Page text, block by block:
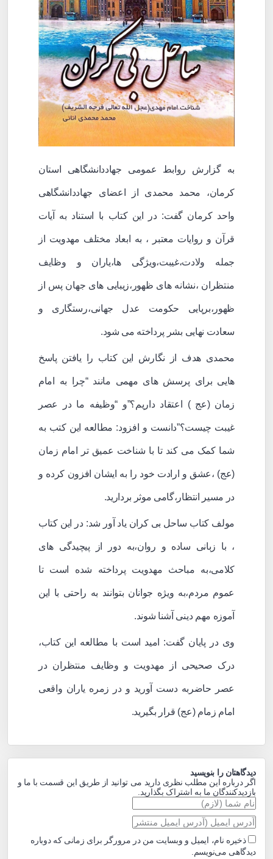
به گزارش روابط عمومی جهاددانشگاهی استان
کرمان، محمد محمدی از اعضای جهاددانشگاهی
واحد کرمان گفت: در این کتاب با استناد به آیات
قرآن و روایات معتبر ، به ابعاد مختلف مهدویت از
جمله ولادت،غیبت،ویژگی ها،یاران و وظایف
منتظران ،نشانه های ظهور،زیبایی های جهان پس از
ظهور،برپایی حکومت عدل جهانی،رستگاری و
سعادت نهایی بشر پرداخته می شود.
محمدی هدف از نگارش این کتاب را یافتن پاسخ
هایی برای پرسش های مهمی مانند “چرا به امام
زمان (عج ) اعتقاد داریم؟”و “وظیفه ما در عصر
غیبت چیست؟”دانست و افزود: مطالعه این کتب به
شما کمک می کند تا با شناخت عمیق تر امام زمان
(عج) ،عشق و ارادت خود را به ایشان افزون کرده و
در مسیر انتظار،گامی موثر بردارید.
مولف کتاب ساحل بی کران یاد آور شد: در این کتاب
، با زبانی ساده و روان،به دور از پیچیدگی های
کلامی،به مباحث مهدویت پرداخته شده است تا
عموم مردم،به ویژه جوانان بتوانند به راحتی با این
آموزه مهم دینی آشنا شوند.
وی در پایان گفت: امید است با مطالعه این کتاب،
درک صحیحی از مهدویت و وظایف منتظران در
عصر حاضربه دست آورید و در زمره یاران واقعی
امام زمام (عج) قرار بگیرید.
دیدگاهتان را بنویسید
اگر درباره این مطلب نظری دارید می توانید از طریق این قسمت با ما و
بازدیدکنندگان ما به اشتراک بگذارید.
ذخیره نام، ایمیل و وبسایت من در مرورگر برای زمانی که دوباره
دیدگاهی می‌نویسم.